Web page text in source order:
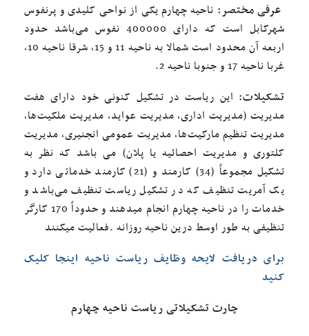
عرفی مختصر: ناحیه چهارم یکی از نواحی کلیدی و پرنفوس
شهرکابل است که دارای 400000 نفوس می‌باشد حدود
اربعه آن محدود است شمالا به ناحیه 11 و 15، شرقا ناحیه 10،
غربا ناحیه 17 و جنوبا ناحیه 2.
تشکیلات: این ریاست در تشکیل کنونی خود دارای هفت
مدیریت (مدیریت اداری، مدیریت عواید، مدیریت ملکیت‌ها،
مدیریت تنظیم مارکیت‌ها، مدیریت عمومی انجنیری، مدیریت
کلتوری و مدیریت احصائیه یا پلان) می باشد که نظر به
تشکیل مجموعاً (34) کارمند و (21) کارمند خدماتی دارد و
یک آمریت تنظیف که در تشکیل ریاست تنظیف می‌باشد و
خدمات را در ناحیه چهارم انجام میدهند و حدوداً 170 کارگر
تنظیفی به طور اوسط درین ناحیه روزانه .فعالیت میکنند
برای دریافت لایحه وظایف ریاست ناحیه اینجا کلیک
کنید
چارت تشکیلاتی ریاست ناحیه چهارم